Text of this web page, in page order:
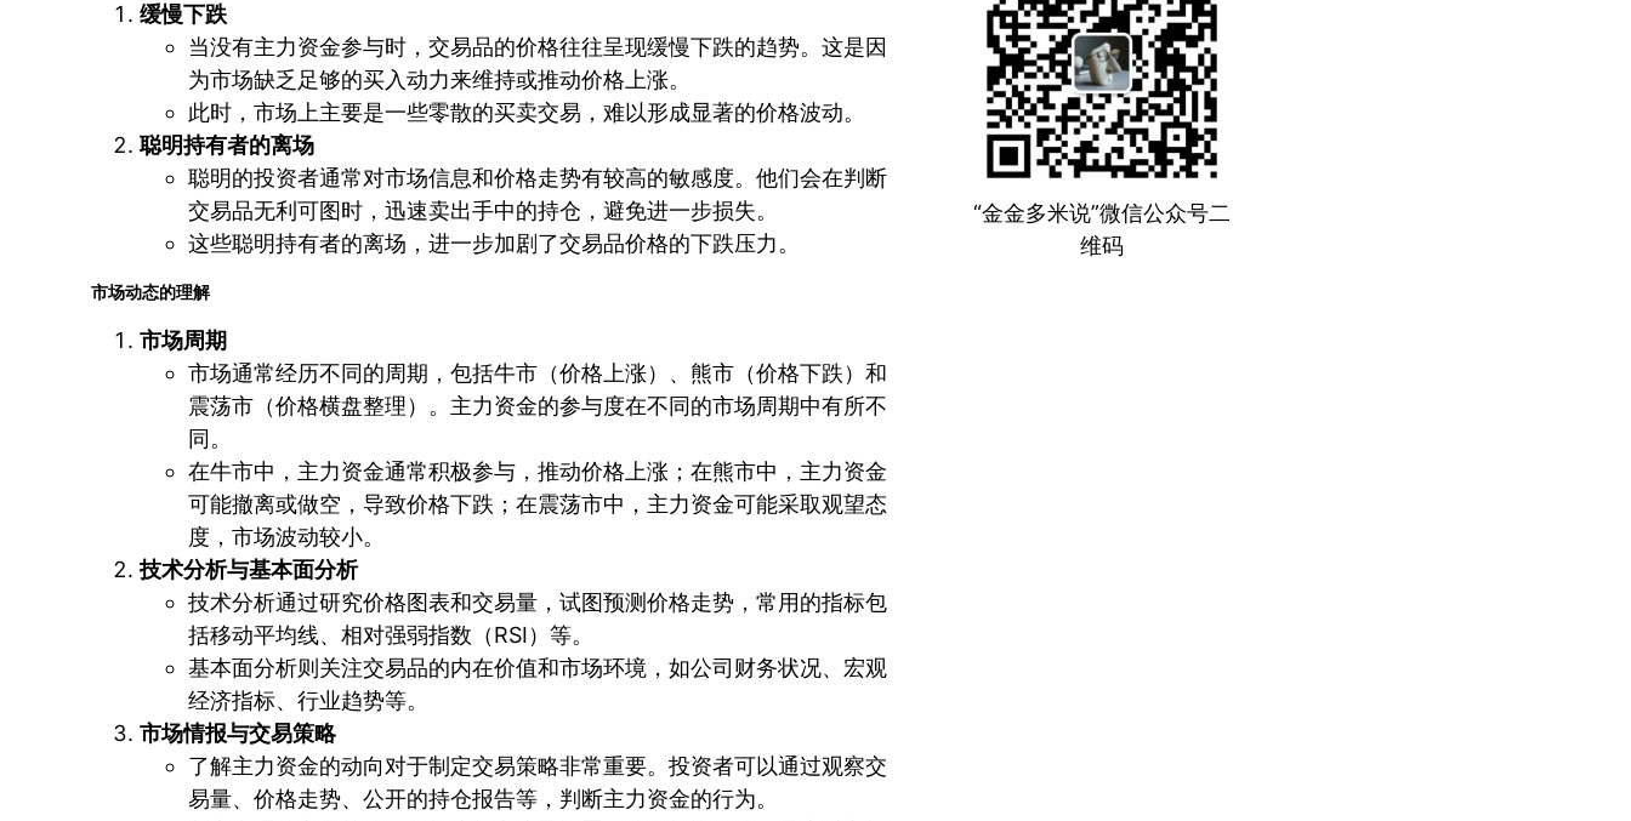
缓慢下跌
当没有主力资金参与时，交易品的价格往往呈现缓慢下跌的趋势。这是因
为市场缺乏足够的买入动力来维持或推动价格上涨。
此时，市场上主要是一些零散的买卖交易，难以形成显著的价格波动。
聪明持有者的离场
聪明的投资者通常对市场信息和价格走势有较高的敏感度。他们会在判断
交易品无利可图时，迅速卖出手中的持仓，避免进一步损失。
这些聪明持有者的离场，进一步加剧了交易品价格的下跌压力。
市场动态的理解
市场周期
市场通常经历不同的周期，包括牛市（价格上涨）、熊市（价格下跌）和
震荡市（价格横盘整理）。主力资金的参与度在不同的市场周期中有所不
同。
在牛市中，主力资金通常积极参与，推动价格上涨；在熊市中，主力资金
可能撤离或做空，导致价格下跌；在震荡市中，主力资金可能采取观望态
度，市场波动较小。
技术分析与基本面分析
技术分析通过研究价格图表和交易量，试图预测价格走势，常用的指标包
括移动平均线、相对强弱指数（RSI）等。
基本面分析则关注交易品的内在价值和市场环境，如公司财务状况、宏观
经济指标、行业趋势等。
市场情报与交易策略
了解主力资金的动向对于制定交易策略非常重要。投资者可以通过观察交
易量、价格走势、公开的持仓报告等，判断主力资金的行为。
“金金多米说”微信公众号二
维码